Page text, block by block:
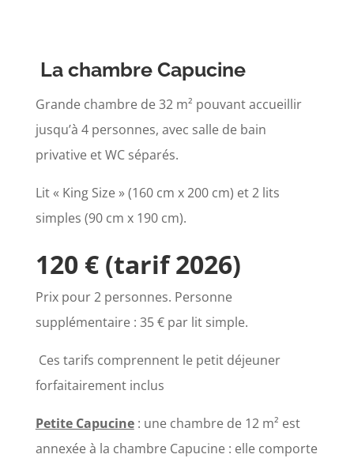
La chambre Capucine
Grande chambre de 32 m² pouvant accueillir
jusqu’à 4 personnes, avec salle de bain
privative et WC séparés.
Lit « King Size » (160 cm x 200 cm) et 2 lits
simples (90 cm x 190 cm).
120 € (tarif 2026)
Prix pour 2 personnes. Personne
supplémentaire : 35 € par lit simple.
Ces tarifs comprennent le petit déjeuner
forfaitairement inclus
Petite Capucine : une chambre de 12 m² est
annexée à la chambre Capucine : elle comporte